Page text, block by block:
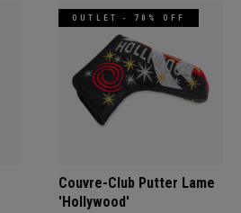
OUTLET - 70% OFF
Couvre-Club Putter Lame
'Hollywood'